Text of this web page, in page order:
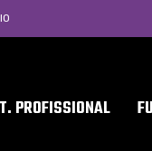
PROFISSIONAL